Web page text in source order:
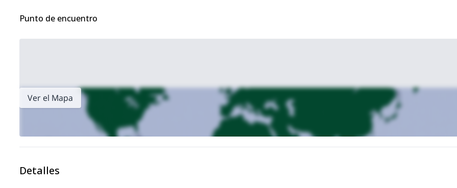
Punto de encuentro
Ver el Mapa
Detalles